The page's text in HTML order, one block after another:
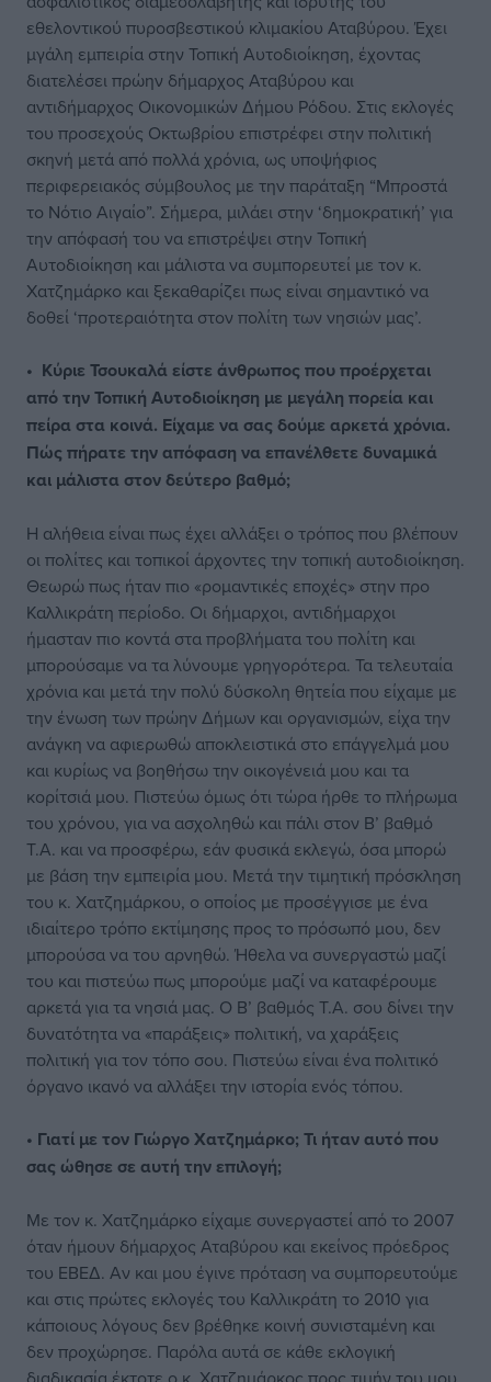
εθελοντικού πυροσβεστικού κλιμακίου Αταβύρου. Έχει
μγάλη εμπειρία στην Τοπική Αυτοδιοίκηση, έχοντας
διατελέσει πρώην δήμαρχος Αταβύρου και
αντιδήμαρχος Οικονομικών Δήμου Ρόδου. Στις εκλογές
του προσεχούς Οκτωβρίου επιστρέφει στην πολιτική
σκηνή μετά από πολλά χρόνια, ως υποψήφιος
περιφερειακός σύμβουλος με την παράταξη “Μπροστά
το Νότιο Αιγαίο”. Σήμερα, μιλάει στην ‘δημοκρατική’ για
την απόφασή του να επιστρέψει στην Τοπική
Αυτοδιοίκηση και μάλιστα να συμπορευτεί με τον κ.
Χατζημάρκο και ξεκαθαρίζει πως είναι σημαντικό να
δοθεί ‘προτεραιότητα στον πολίτη των νησιών μας’.
• Κύριε Τσουκαλά είστε άνθρωπος που προέρχεται
από την Τοπική Αυτοδιοίκηση με μεγάλη πορεία και
πείρα στα κοινά. Είχαμε να σας δούμε αρκετά χρόνια.
Πώς πήρατε την απόφαση να επανέλθετε δυναμικά
και μάλιστα στον δεύτερο βαθμό;
Η αλήθεια είναι πως έχει αλλάξει ο τρόπος που βλέπουν
οι πολίτες και τοπικοί άρχοντες την τοπική αυτοδιοίκηση.
Θεωρώ πως ήταν πιο «ρομαντικές εποχές» στην προ
Καλλικράτη περίοδο. Οι δήμαρχοι, αντιδήμαρχοι
ήμασταν πιο κοντά στα προβλήματα του πολίτη και
μπορούσαμε να τα λύνουμε γρηγορότερα. Τα τελευταία
χρόνια και μετά την πολύ δύσκολη θητεία που είχαμε με
την ένωση των πρώην Δήμων και οργανισμών, είχα την
ανάγκη να αφιερωθώ αποκλειστικά στο επάγγελμά μου
και κυρίως να βοηθήσω την οικογένειά μου και τα
κορίτσιά μου. Πιστεύω όμως ότι τώρα ήρθε το πλήρωμα
του χρόνου, για να ασχοληθώ και πάλι στον Β’ βαθμό
Τ.Α. και να προσφέρω, εάν φυσικά εκλεγώ, όσα μπορώ
με βάση την εμπειρία μου. Μετά την τιμητική πρόσκληση
του κ. Χατζημάρκου, ο οποίος με προσέγγισε με ένα
ιδιαίτερο τρόπο εκτίμησης προς το πρόσωπό μου, δεν
μπορούσα να του αρνηθώ. Ήθελα να συνεργαστώ μαζί
του και πιστεύω πως μπορούμε μαζί να καταφέρουμε
αρκετά για τα νησιά μας. Ο Β’ βαθμός Τ.Α. σου δίνει την
δυνατότητα να «παράξεις» πολιτική, να χαράξεις
πολιτική για τον τόπο σου. Πιστεύω είναι ένα πολιτικό
όργανο ικανό να αλλάξει την ιστορία ενός τόπου.
• Γιατί με τον Γιώργο Χατζημάρκο; Τι ήταν αυτό που
σας ώθησε σε αυτή την επιλογή;
Με τον κ. Χατζημάρκο είχαμε συνεργαστεί από το 2007
όταν ήμουν δήμαρχος Αταβύρου και εκείνος πρόεδρος
του ΕΒΕΔ. Αν και μου έγινε πρόταση να συμπορευτούμε
και στις πρώτες εκλογές του Καλλικράτη το 2010 για
κάποιους λόγους δεν βρέθηκε κοινή συνισταμένη και
δεν προχώρησε. Παρόλα αυτά σε κάθε εκλογική